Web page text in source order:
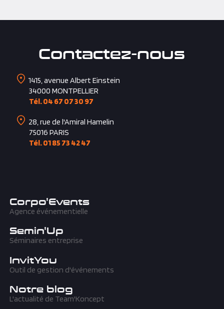
Contactez-nous
1415, avenue Albert Einstein
Tél. 04 67 07 30 97
28, rue de l'Amiral Hamelin
Corpo'Events
Agence événementielle
Semin'Up
Séminaires entreprise
InvitYou
Outil de gestion d'événements